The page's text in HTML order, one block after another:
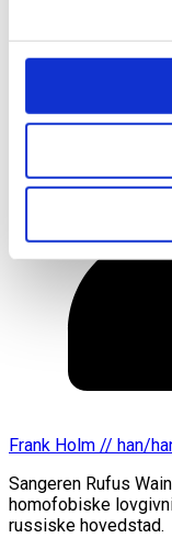
Frank Holm // han/
Sangeren Rufus
homofobiske
russiske hovedstad.